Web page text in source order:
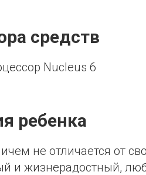
средств
Nucleus 6
ребенка
не отличается от
и жизнерадостный,